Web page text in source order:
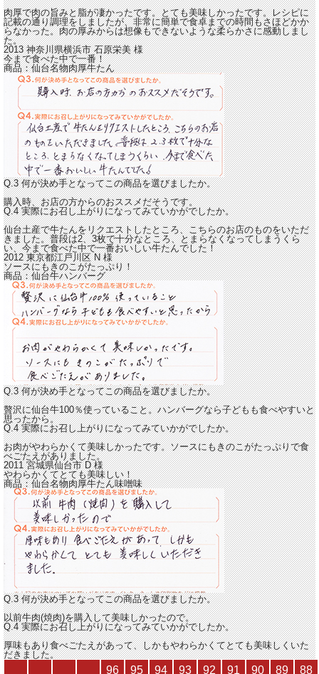
肉厚で肉の旨みと脂が凄かったです。とても美味しかったです。レシピに
記載の通り調理をしましたが、非常に簡単で食卓までの時間もさほどかか
らなかった。肉の厚みからは想像もできないような柔らかさに感動しまし
た。
2013 神奈川県横浜市石原栄美様
今まで食べた中で一番！
商品：仙台名物肉厚牛たん
Q.3 何が決め手となってこの商品を選びましたか。
購入時、お店の方からのおススメだそうです。
Q.4 実際にお召し上がりになってみていかがでしたか。
仙台土産で牛たんをリクエストしたところ、こちらのお店のものをいただ
きました。普段は2、3枚で十分なところ、とまらなくなってしまうくら
い、今まで食べた中で一番おいしい牛たんでした！
2012 東京都江戸川区N様
ソースにもきのこがたっぷり！
商品：仙台牛ハンバーグ
Q.3 何が決め手となってこの商品を選びましたか。
贅沢に仙台牛100％使っていること。ハンバーグなら子どもも食べやすいと
思ったから。
Q.4 実際にお召し上がりになってみていかがでしたか。
お肉がやわらかくて美味しかったです。ソースにもきのこがたっぷりで食
べごたえがありました。
2011 宮城県仙台市D様
やわらかくてとても美味しい！
商品：仙台名物肉厚牛たん味噌味
Q.3 何が決め手となってこの商品を選びましたか。
以前牛肉(焼肉)を購入して美味しかったので。
Q.4 実際にお召し上がりになってみていかがでしたか。
厚味もあり食べごたえがあって、しかもやわらかくてとても美味しくいた
だきました。